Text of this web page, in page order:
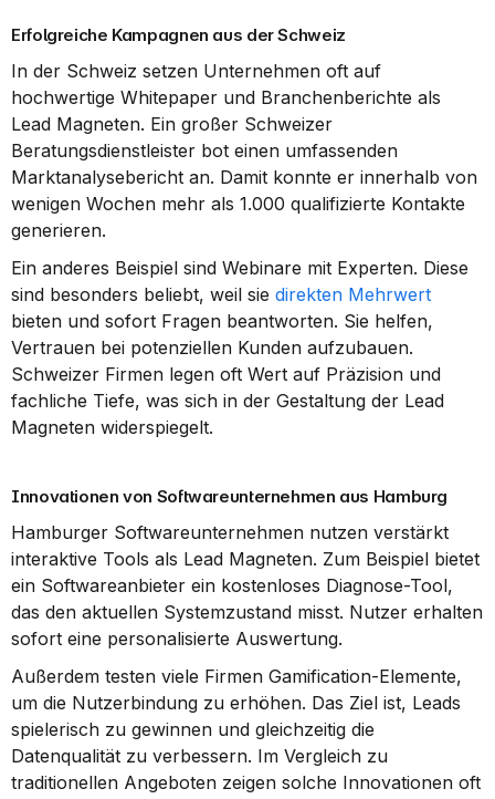
Erfolgreiche Kampagnen aus der Schweiz
In der Schweiz setzen Unternehmen oft auf
hochwertige Whitepaper und Branchenberichte als
Lead Magneten. Ein großer Schweizer
Beratungsdienstleister bot einen umfassenden
Marktanalysebericht an. Damit konnte er innerhalb von
wenigen Wochen mehr als 1.000 qualifizierte Kontakte
generieren.
Ein anderes Beispiel sind Webinare mit Experten. Diese
sind besonders beliebt, weil sie direkten Mehrwert
bieten und sofort Fragen beantworten. Sie helfen,
Vertrauen bei potenziellen Kunden aufzubauen.
Schweizer Firmen legen oft Wert auf Präzision und
fachliche Tiefe, was sich in der Gestaltung der Lead
Magneten widerspiegelt.
Innovationen von Softwareunternehmen aus Hamburg
Hamburger Softwareunternehmen nutzen verstärkt
interaktive Tools als Lead Magneten. Zum Beispiel bietet
ein Softwareanbieter ein kostenloses Diagnose-Tool,
das den aktuellen Systemzustand misst. Nutzer erhalten
sofort eine personalisierte Auswertung.
Außerdem testen viele Firmen Gamification-Elemente,
um die Nutzerbindung zu erhöhen. Das Ziel ist, Leads
spielerisch zu gewinnen und gleichzeitig die
Datenqualität zu verbessern. Im Vergleich zu
traditionellen Angeboten zeigen solche Innovationen oft